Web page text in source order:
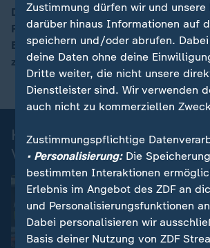
00:16
Die Deutsche
Folgen des Gesundheits-Sparpakets
Bundesregierung. Laut einer neuen
zweite Klinik pleitegehen, sagt
Kurznachrichten: Aktuelle
Videos
Zustimmung dürfen wir und
darüber hinaus Informationen auf
speichern und/oder abrufen.
deine Daten ohne deine
Dritte weiter, die nicht unsere
Dienstleister sind. Wir verwenden
auch nicht zu kommerziellen
Zustimmungspflichtige
• Personalisierung:Die
bestimmten Interaktionen
Erlebnis im Angebot des ZDF an
und Personalisierungsfunktionen
Dabei personalisieren wir
Basis deiner Nutzung von ZDF